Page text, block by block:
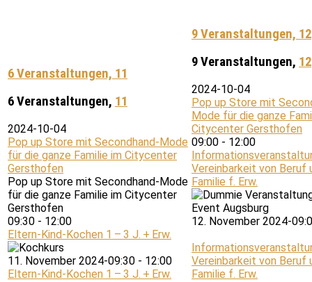
6 Veranstaltungen, 11
6 Veranstaltungen, 11
2024-10-04
Pop up Store mit Secondhand-Mode
für die ganze Familie im Citycenter
Gersthofen
Pop up Store mit Secondhand-Mode
für die ganze Familie im Citycenter
Gersthofen
09:30 - 12:00
Eltern-Kind-Kochen 1 – 3 J. + Erw.
11. November 2024-09:30 - 12:00
Eltern-Kind-Kochen 1 – 3 J. + Erw.
9 Veranstaltungen, 12
9 Veranstaltungen, 12
2024-10-04
Pop up Store mit
Mode für die ganze
Citycenter Gersthofen
09:00 - 12:00
Vereinbarkeit von Beruf
Familie f. Erw.
12. November 2024-
Vereinbarkeit von Beruf
Familie f. Erw.